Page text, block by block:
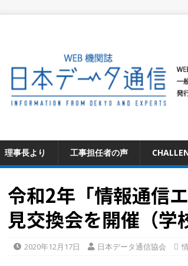
理事長より 工事担任者の声
令和2年「情報通信
見交換会を開催（学
2020年12月17日 日本データ通信協会